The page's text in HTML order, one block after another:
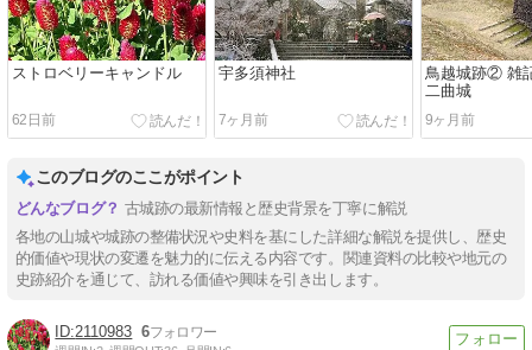
ストロベリーキャンドル
62日前
宇多須神社
7ヶ月前
鳥越城跡② 雑
二曲城
9ヶ月前
このブログのここがポイント
古城跡の最新情報と歴史背景を丁寧に解説
各地の山城や城跡の整備状況や史料を基にした詳細な解説を提供し、歴史
的価値や現状の変遷を魅力的に伝える内容です。関連資料の比較や地元の
史跡紹介を通じて、訪れる価値や興味を引き出します。
2110983 6